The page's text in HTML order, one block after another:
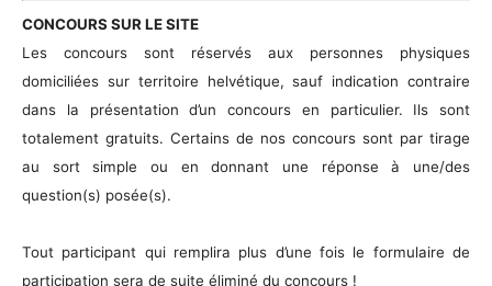
CONCOURS SUR LE SITE
Les concours sont réservés aux personnes physiques
domiciliées sur territoire helvétique, sauf indication contraire
dans la présentation d’un concours en particulier. Ils sont
totalement gratuits. Certains de nos concours sont par tirage
au sort simple ou en donnant une réponse à une/des
question(s) posée(s).
Tout participant qui remplira plus d’une fois le formulaire de
participation sera de suite éliminé du concours !